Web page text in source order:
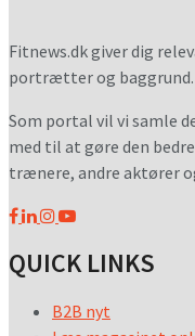
Fitnews.dk giver dig
portrætter og baggrund.
Som portal vil vi samle
med til at gøre den
trænere, andre aktører
QUICK LINKS
B2B nyt